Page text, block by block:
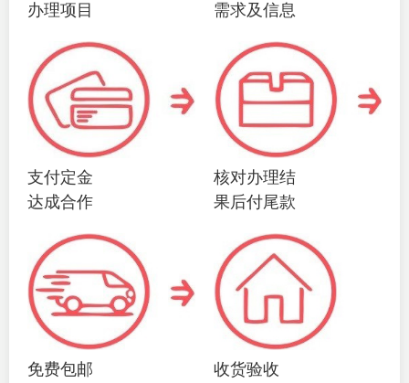
办理项目
需求及信息
支付定金
达成合作
核对办理结
果后付尾款
免费包邮
收货验收